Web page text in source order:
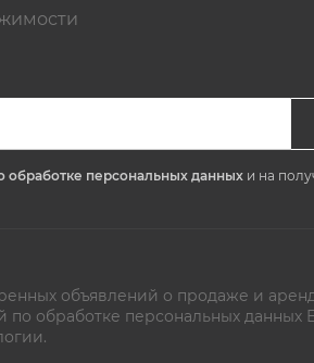
обработке персональных данных и на
объявлений о продаже и
по обработке персональных данных